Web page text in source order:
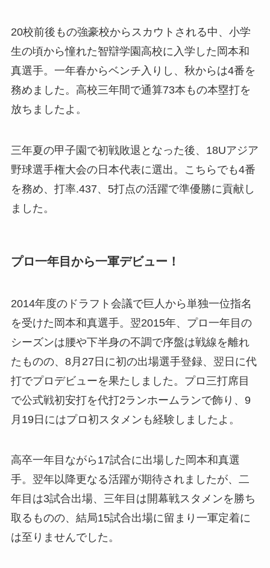
20校前後もの強豪校からスカウトされる中、小学
生の頃から憧れた智辯学園高校に入学した岡本和
真選手。一年春からベンチ入りし、秋からは4番を
務めました。高校三年間で通算73本もの本塁打を
放ちましたよ。
三年夏の甲子園で初戦敗退となった後、18Uアジア
野球選手権大会の日本代表に選出。こちらでも4番
を務め、打率.437、5打点の活躍で準優勝に貢献し
ました。
プロ一年目から一軍デビュー！
2014年度のドラフト会議で巨人から単独一位指名
を受けた岡本和真選手。翌2015年、プロ一年目の
シーズンは腰や下半身の不調で序盤は戦線を離れ
たものの、8月27日に初の出場選手登録、翌日に代
打でプロデビューを果たしました。プロ三打席目
で公式戦初安打を代打2ランホームランで飾り、9
月19日にはプロ初スタメンも経験しましたよ。
高卒一年目ながら17試合に出場した岡本和真選
手。翌年以降更なる活躍が期待されましたが、二
年目は3試合出場、三年目は開幕戦スタメンを勝ち
取るものの、結局15試合出場に留まり一軍定着に
は至りませんでした。